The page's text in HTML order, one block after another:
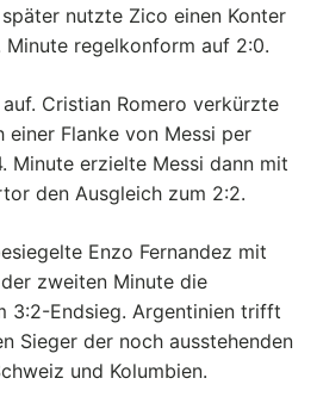
nutzte Zico einen Konter
Minute regelkonform auf 2:0.
Cristian Romero verkürzte
einer Flanke von Messi per
Minute erzielte Messi dann mit
den Ausgleich zum 2:2.
Enzo Fernandez mit
zweiten Minute die
3:2-Endsieg. Argentinien trifft
Sieger der noch ausstehenden
und Kolumbien.